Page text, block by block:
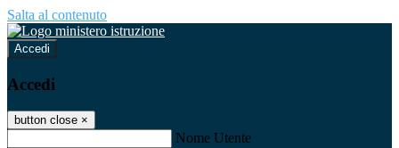
Salta al contenuto
Accedi
Accedi
button close ×
Nome Utente